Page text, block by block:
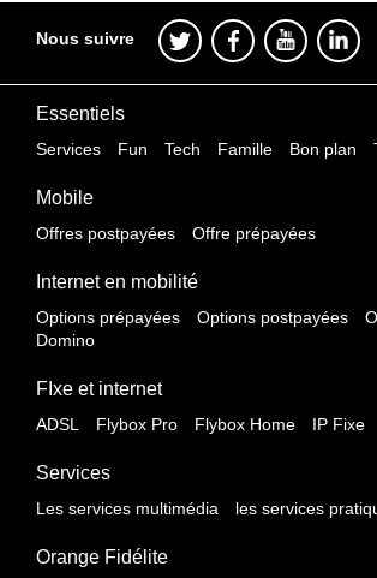
Nous suivre
Essentiels
Services Fun Tech Famille Bon plan
Mobile
Offres postpayées Offre prépayées
Internet en mobilité
Options prépayées Options postpayées
Domino
FIxe et internet
ADSL Flybox Pro Flybox Home IP Fixe
Services
Les services multimédia les services
Orange Fidélite